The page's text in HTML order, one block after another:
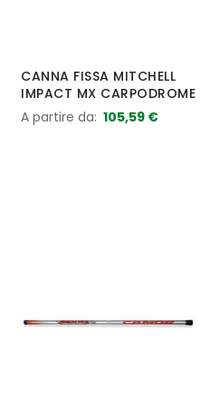
CANNA FISSA MITCHELL
IMPACT MX CARPODROME
A partire da 105,59 €